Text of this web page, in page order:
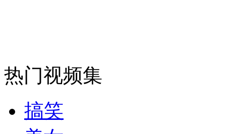
司机酒驾遇交警 急速倒车逃窜
热门视频集
搞笑